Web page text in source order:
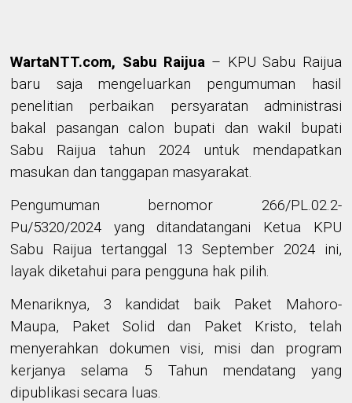
WartaNTT.com, Sabu Raijua – KPU Sabu Raijua
baru saja mengeluarkan pengumuman hasil
penelitian perbaikan persyaratan administrasi
bakal pasangan calon bupati dan wakil bupati
Sabu Raijua tahun 2024 untuk mendapatkan
masukan dan tanggapan masyarakat.
Pengumuman bernomor 266/PL.02.2-
Pu/5320/2024 yang ditandatangani Ketua KPU
Sabu Raijua tertanggal 13 September 2024 ini,
layak diketahui para pengguna hak pilih.
Menariknya, 3 kandidat baik Paket Mahoro-
Maupa, Paket Solid dan Paket Kristo, telah
menyerahkan dokumen visi, misi dan program
kerjanya selama 5 Tahun mendatang yang
dipublikasi secara luas.